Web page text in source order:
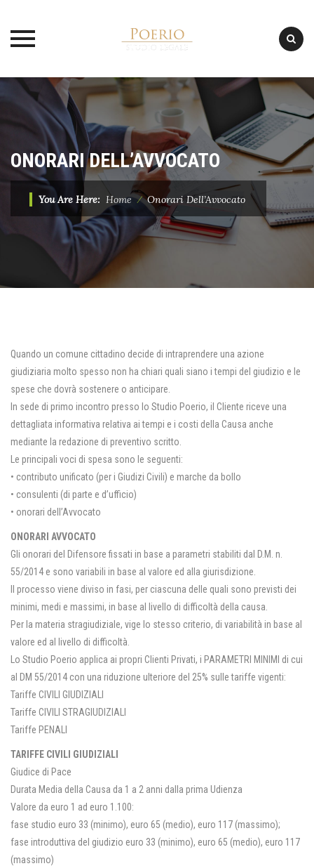
Skip
content
ONORARI DELL’AVVOCATO
You Are Here: Home⁄Onorari Dell’Avvocato
Quando un comune cittadino decide di intraprendere una azione
giudiziaria molto spesso non ha chiari quali siano i tempi del giudizio e le
spese che dovrà sostenere o anticipare.
In sede di primo incontro presso lo Studio Poerio, il Cliente riceve una
dettagliata informativa relativa ai tempi e i costi della Causa anche
mediante la redazione di preventivo scritto.
Le principali voci di spesa sono le seguenti:
• contributo unificato (per i Giudizi Civili) e marche da bollo
• consulenti (di parte e d’ufficio)
• onorari dell’Avvocato
ONORARI AVVOCATO
Gli onorari del Difensore fissati in base a parametri stabiliti dal D.M. n.
55/2014 e sono variabili in base al valore ed alla giurisdizione.
Il processo viene diviso in fasi, per ciascuna delle quali sono previsti dei
minimi, medi e massimi, in base al livello di difficoltà della causa.
Per la materia stragiudiziale, vige lo stesso criterio, di variabilità in base al
valore ed al livello di difficoltà.
Lo Studio Poerio applica ai propri Clienti Privati, i PARAMETRI MINIMI di cui
al DM 55/2014 con una riduzione ulteriore del 25% sulle tariffe vigenti:
Tariffe CIVILI GIUDIZIALI
Tariffe CIVILI STRAGIUDIZIALI
Tariffe PENALI
TARIFFE CIVILI GIUDIZIALI
Giudice di Pace
Durata Media della Causa da 1 a 2 anni dalla prima Udienza
Valore da euro 1 ad euro 1.100:
fase studio euro 33 (minimo), euro 65 (medio), euro 117 (massimo);
fase introduttiva del giudizio euro 33 (minimo), euro 65 (medio), euro 117
(massimo)